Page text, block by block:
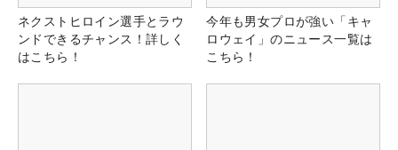
ネクストヒロイン選手とラウ
ンドできるチャンス！詳しく
はこちら！
今年も男女プロが強い「キャ
ロウェイ」のニュース一覧は
こちら！